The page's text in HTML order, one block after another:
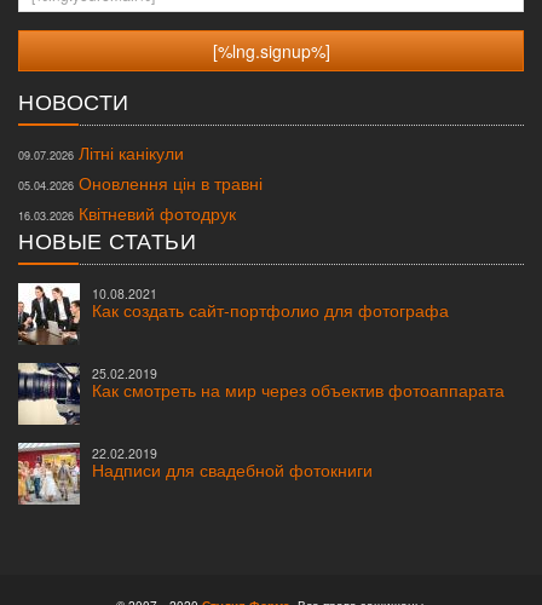
НОВОСТИ
09.07.2026 Літні канікули
05.04.2026 Оновлення цін в травні
16.03.2026 Квітневий фотодрук
НОВЫЕ СТАТЬИ
10.08.2021
Как создать сайт-портфолио для фотографа
25.02.2019
Как смотреть на мир через объектив фотоаппарата
22.02.2019
Надписи для свадебной фотокниги